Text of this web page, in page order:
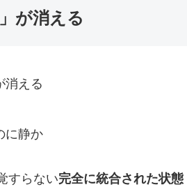
が消える
消える
に静か
すらない完全に統合された状態